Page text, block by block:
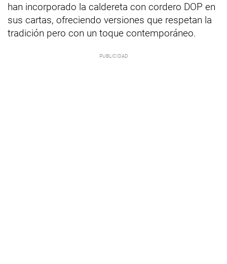
han incorporado la caldereta con cordero DOP en
sus cartas, ofreciendo versiones que respetan la
tradición pero con un toque contemporáneo.